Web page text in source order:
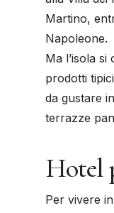
Martino,
Napoleone.
Ma l’isola
prodotti
da gustare
terrazze
Hotel
Per vivere